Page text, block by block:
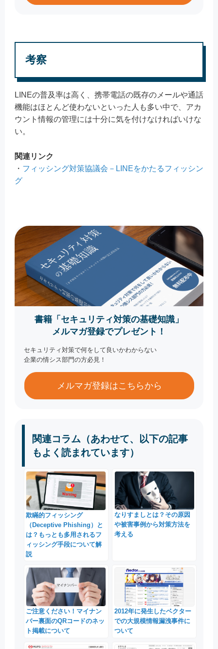
考察
LINEの普及率は高く、携帯電話の既存のメールや通話
機能はほとんど使わないといった人も多い中で、アカ
ウント情報の管理には十分に気を付けなければいけな
い。
関連リンク
・ フィッシング対策協議会－LINEをかたるフィッシン
グ
書籍「セキュリティ対策の基礎知識」
メルマガ登録でプレゼント！
セキュリティ対策で何をして良いかわからない
企業の情シス部門の方必見！
メルマガ登録はこちらから
関連コラム（あわせて、以下の記事
もよく読まれています）
欺瞞的フィッシング
（Deceptive Phishing）と
は？もっとも多用されるフ
ィッシング手段について解
説
なりすましとは？その原因
や被害事例から対策方法を
考える
ご注意ください！マイナン
バー裏面のQRコードのネッ
ト掲載について
2012年に発生したベクター
での大規模情報漏洩事件に
ついて